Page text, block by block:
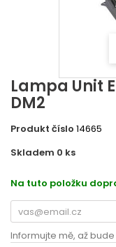
Lampa Unit
DM2
Produkt číslo 14665
Skladem 0 ks
Na tuto položku
Informujte mě, až